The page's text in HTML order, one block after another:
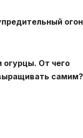
От чего
самим?